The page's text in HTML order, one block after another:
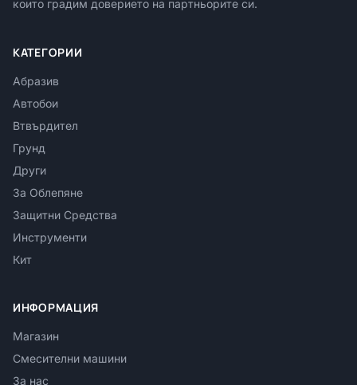
които градим доверието на партньорите си.
КАТЕГОРИИ
Абразив
Автобои
Втвърдител
Грунд
Други
За Облепяне
Защитни Средства
Инструменти
Кит
ИНФОРМАЦИЯ
Магазин
Смесителни машини
За нас